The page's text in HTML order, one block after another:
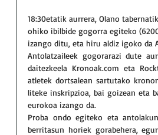
18:30etatik aurrera, Olano
ohiko ibilbide gogorra egiteko
izango ditu, eta hiru aldiz igoko da
Antolatzaileek gogorarazi dute
daitezkeela Kronoak.com eta
atletek dortsalean sartutako
liteke inskripzioa, bai goizean eta
eurokoa izango da.
Proba ondo egiteko eta
berritasun horiek gorabehera,